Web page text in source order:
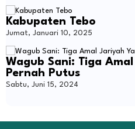
Kabupaten Tebo
Jumat, Januari 10, 2025
Wagub Sani: Tiga
Pernah Putus
Sabtu, Juni 15, 2024